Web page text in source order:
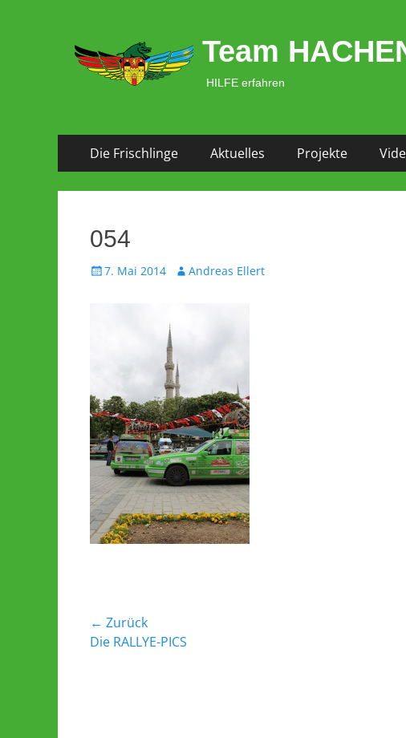
Team
HILFE erfahren
Primäres Menü
Inhalt
Die Frischlinge Aktuelles Projekte
054
Veröffentlicht
7. Mai 2014 AutorAndreas Ellert
Beitrags-
Navigation
← Zurück
Vorheriger
Die RALLYE-PICS